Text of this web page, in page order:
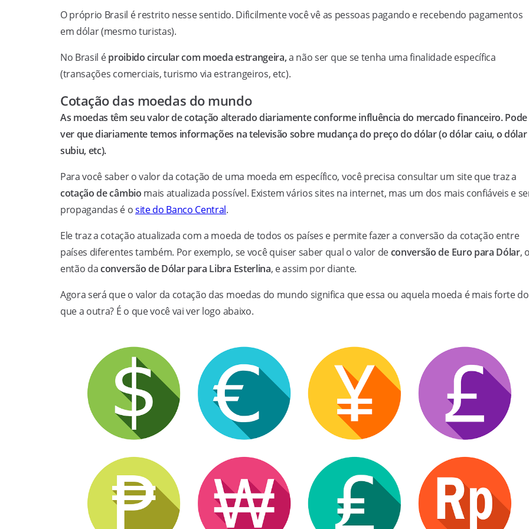
O próprio Brasil é restrito nesse sentido. Dificilmente você vê as pessoas pagando e recebendo pagamentos
em dólar (mesmo turistas).
No Brasil éproibido circular com moeda estrangeira,a não ser que se tenha uma finalidade específica
(transações comerciais, turismo via estrangeiros, etc).
Cotação das moedas do mundo
As moedas têm seu valor de cotação alterado diariamente conforme influência do mercado financeiro. Pode
ver que diariamente temos informações na televisão sobre mudança do preço do dólar (o dólar caiu, o dólar
subiu, etc).
Para você saber o valor da cotação de uma moeda em específico, você precisa consultar um site que traz a
cotação de câmbio mais atualizada possível. Existem vários sites na internet, mas um dos mais confiáveis e
propagandas é osite do Banco Central.
Ele traz a cotação atualizada com a moeda de todos os países e permite fazer a conversão da cotação entre
países diferentes também. Por exemplo, se você quiser saber qual o valor deconversão de Euro para Dólar,
então daconversão de Dólar para Libra Esterlina, e assim por diante.
Agora será que o valor da cotação das moedas do mundo significa que essa ou aquela moeda é mais forte do
que a outra? É o que você vai ver logo abaixo.